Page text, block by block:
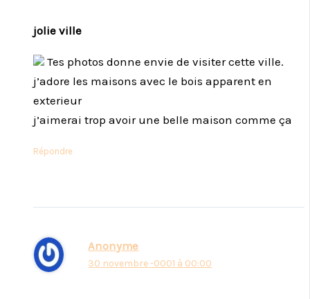
jolie ville
Tes photos donne envie de visiter cette ville.
j’adore les maisons avec le bois apparent en
exterieur
j’aimerai trop avoir une belle maison comme ça
Répondre
Anonyme
30 novembre -0001 à 00:00